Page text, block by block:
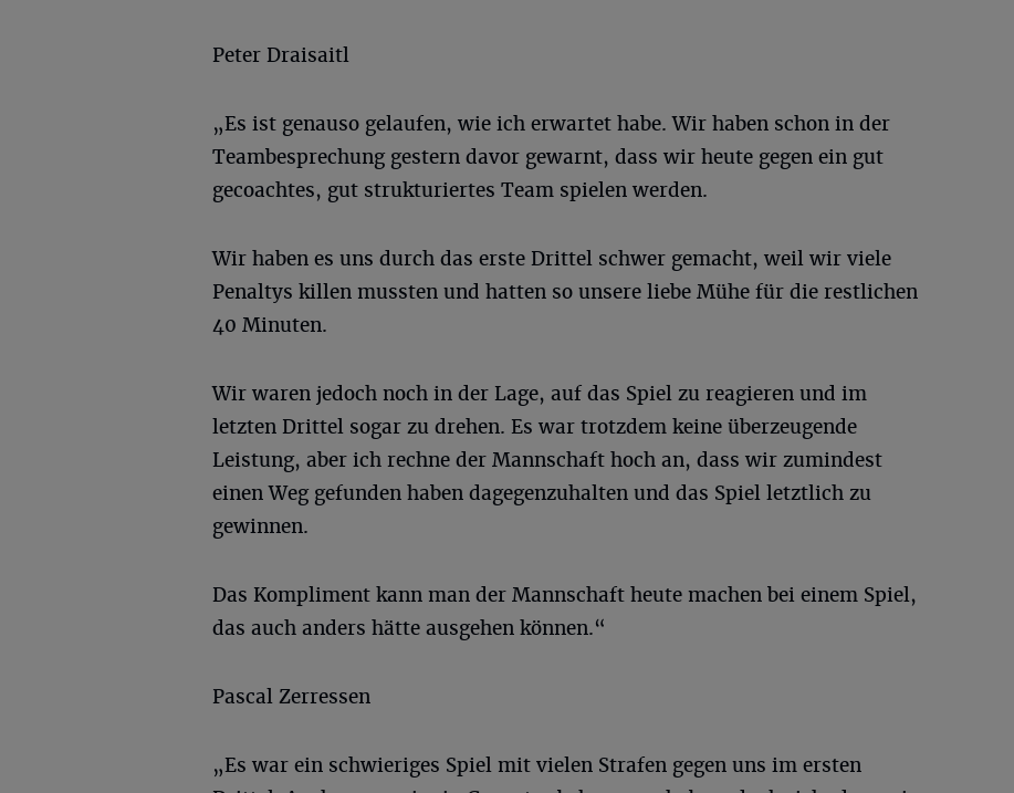
Peter Draisaitl
„Es ist genauso gelaufen, wie ich erwartet habe. Wir haben schon in der
Teambesprechung gestern davor gewarnt, dass wir heute gegen ein gut
gecoachtes, gut strukturiertes Team spielen werden.
Wir haben es uns durch das erste Drittel schwer gemacht, weil wir viele
Penaltys killen mussten und hatten so unsere liebe Mühe für die restlichen
40 Minuten.
Wir waren jedoch noch in der Lage, auf das Spiel zu reagieren und im
letzten Drittel sogar zu drehen. Es war trotzdem keine überzeugende
Leistung, aber ich rechne der Mannschaft hoch an, dass wir zumindest
einen Weg gefunden haben dagegenzuhalten und das Spiel letztlich zu
gewinnen.
Das Kompliment kann man der Mannschaft heute machen bei einem Spiel,
das auch anders hätte ausgehen können.“
Pascal Zerressen
„Es war ein schwieriges Spiel mit vielen Strafen gegen uns im ersten